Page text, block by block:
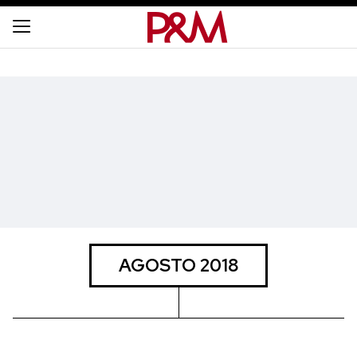
AGOSTO 2018